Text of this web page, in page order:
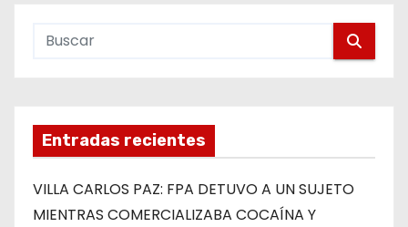
Entradas recientes
VILLA CARLOS PAZ: FPA DETUVO A UN SUJETO
MIENTRAS COMERCIALIZABA COCAÍNA Y